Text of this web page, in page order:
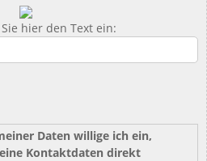
hier den Text ein:
Daten willige ich ein,
Kontaktdaten direkt